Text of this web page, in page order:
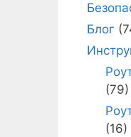
Блог
(79)
(16)